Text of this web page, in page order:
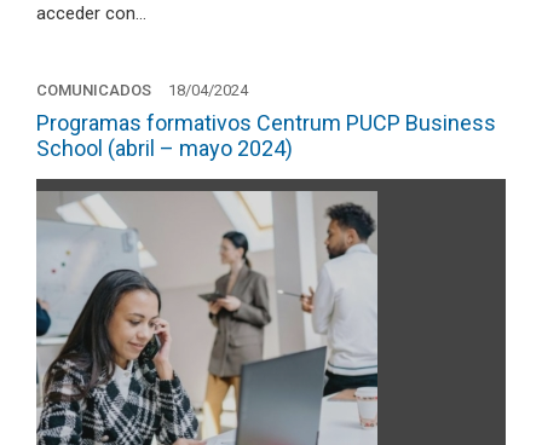
acceder con…
COMUNICADOS 18/04/2024
Programas formativos Centrum PUCP Business
School (abril – mayo 2024)